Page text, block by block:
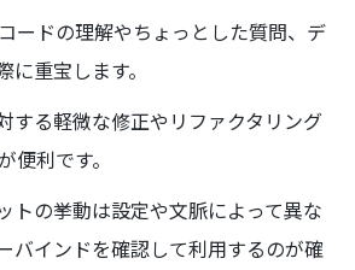
ードの理解やちょっとした質問、デ
重宝します。
する軽微な修正やリファクタリング
便利です。
トの挙動は設定や文脈によって異な
バインドを確認して利用するのが確